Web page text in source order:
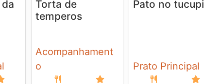
Torta de
temperos
Acompanhament
o
Pato no tucupi
Prato Principal